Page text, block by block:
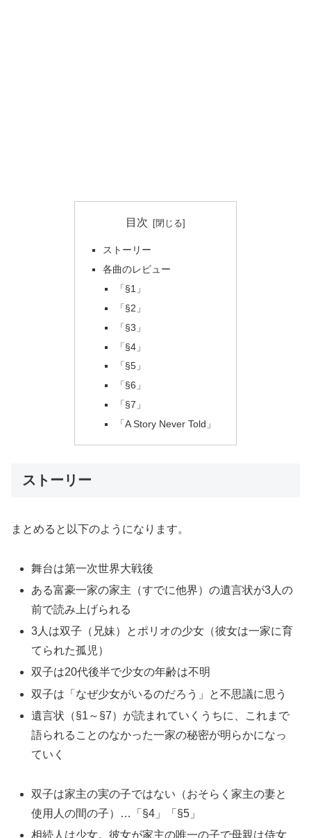
目次
ストーリー
各曲のレビュー
「§1」
「§2」
「§3」
「§4」
「§5」
「§6」
「§7」
「A Story Never Told」
ストーリー
まとめると以下のようになります。
舞台は第一次世界大戦後
ある富豪一家の家主（すでに他界）の遺言状が3人の
前で読み上げられる
3人は双子（兄妹）とポリオの少女（彼女は一家に育
てられた孤児）
双子は20代後半で少女の年齢は不明
双子は「なぜ少女がいるのだろう」と不思議に思う
遺言状（§1～§7）が読まれていくうちに、これまで
語られることのなかった一家の秘密が明らかになっ
ていく
双子は家主の実の子ではない（おそらく家主の妻と
使用人の間の子）…「§4」「§5」
相続人は少女。彼女が家主の唯一の子で母親は侍女